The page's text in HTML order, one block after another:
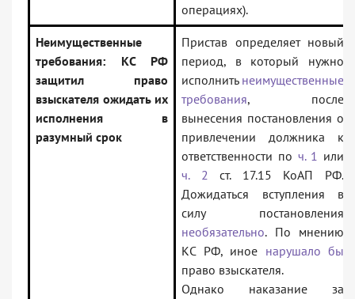
операциях).
Неимущественные
требования: КС РФ
защитил право
взыскателя ожидать их
исполнения в
разумный срок
Пристав определяет новый
период, в который нужно
исполнить неимущественные
требования, после
вынесения постановления о
привлечении должника к
ответственности по ч. 1 или
ч. 2 ст. 17.15 КоАП РФ.
Дожидаться вступления в
силу постановления
необязательно. По мнению
КС РФ, иное нарушало бы
право взыскателя.
Однако наказание за